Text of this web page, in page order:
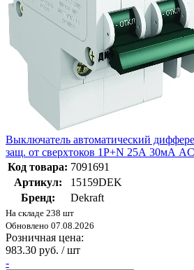
Выключатель автоматический
защ. от сверхтоков 1P+N 25А 30мА
Код товара: 7091691
Артикул:
15159DEK
Бренд:
Dekraft
На складе 238 шт
Обновлено 07.08.2026
Розничная цена:
983.30 руб. / шт
-